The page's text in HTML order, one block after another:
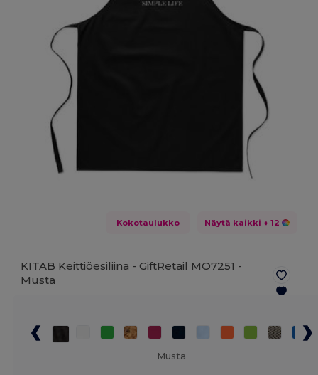
Kokotaulukko Näytä kaikki + 12
KITAB Keittiöesiliina - GiftRetail MO7251 -
Musta
Musta